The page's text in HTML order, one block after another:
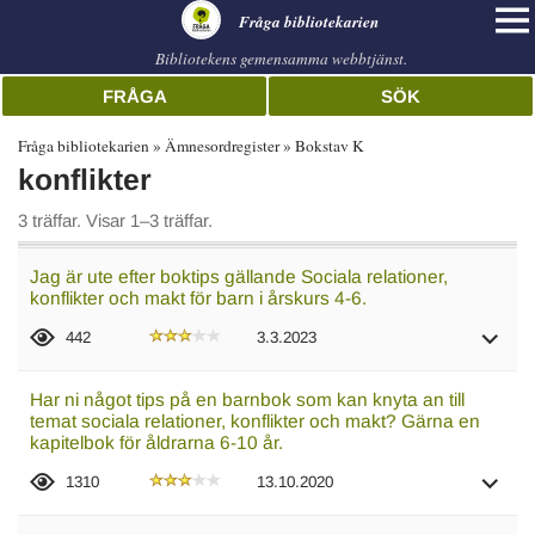
Fråga bibliotekarien
Bibliotekens gemensamma webbtjänst.
FRÅGA SÖK
Fråga bibliotekarien Ämnesordregister Bokstav K
konflikter
3 träffar. Visar 1–3 träffar.
Jag är ute efter boktips gällande Sociala relationer,
konflikter och makt för barn i årskurs 4-6.
442 3.3.2023
Har ni något tips på en barnbok som kan knyta an till
temat sociala relationer, konflikter och makt? Gärna en
kapitelbok för åldrarna 6-10 år.
1310 13.10.2020